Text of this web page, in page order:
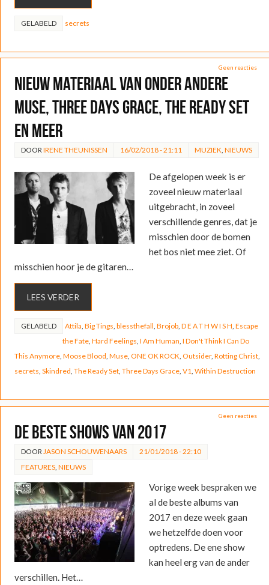
GELABELD secrets
Geen reacties
Nieuw materiaal van onder andere
Muse, Three Days Grace, The Ready Set
en meer
DOOR IRENE THEUNISSEN 16/02/2018 - 21:11 MUZIEK NIEUWS
De afgelopen week is er
zoveel nieuw materiaal
uitgebracht, in zoveel
verschillende genres, dat je
misschien door de bomen
het bos niet mee ziet. Of
misschien hoor je de gitaren…
LEES VERDER
GELABELD Attila Big Tings blessthefall Brojob, D E A T H W I S H Escape
the Fate, Hard Feelings I Am Human I Don't Think I Can Do
This Anymore, Moose Blood Muse, ONE OK ROCK Outsider, Rotting Christ,
secrets Skindred The Ready Set, Three Days Grace, V1 Within Destruction
Geen reacties
De Beste Shows van 2017
DOOR JASON SCHOUWENAARS
21/01/2018 - 22:10
FEATURES, NIEUWS
Vorige week bespraken we
al de beste albums van
2017 en deze week gaan
we hetzelfde doen voor
optredens. De ene show
kan heel erg van de ander
verschillen. Het…